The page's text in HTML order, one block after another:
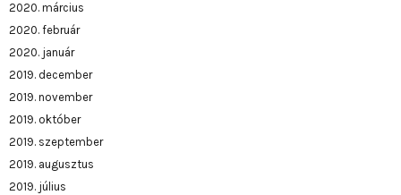
2020. március
2020. február
2020. január
2019. december
2019. november
2019. október
2019. szeptember
2019. augusztus
2019. július